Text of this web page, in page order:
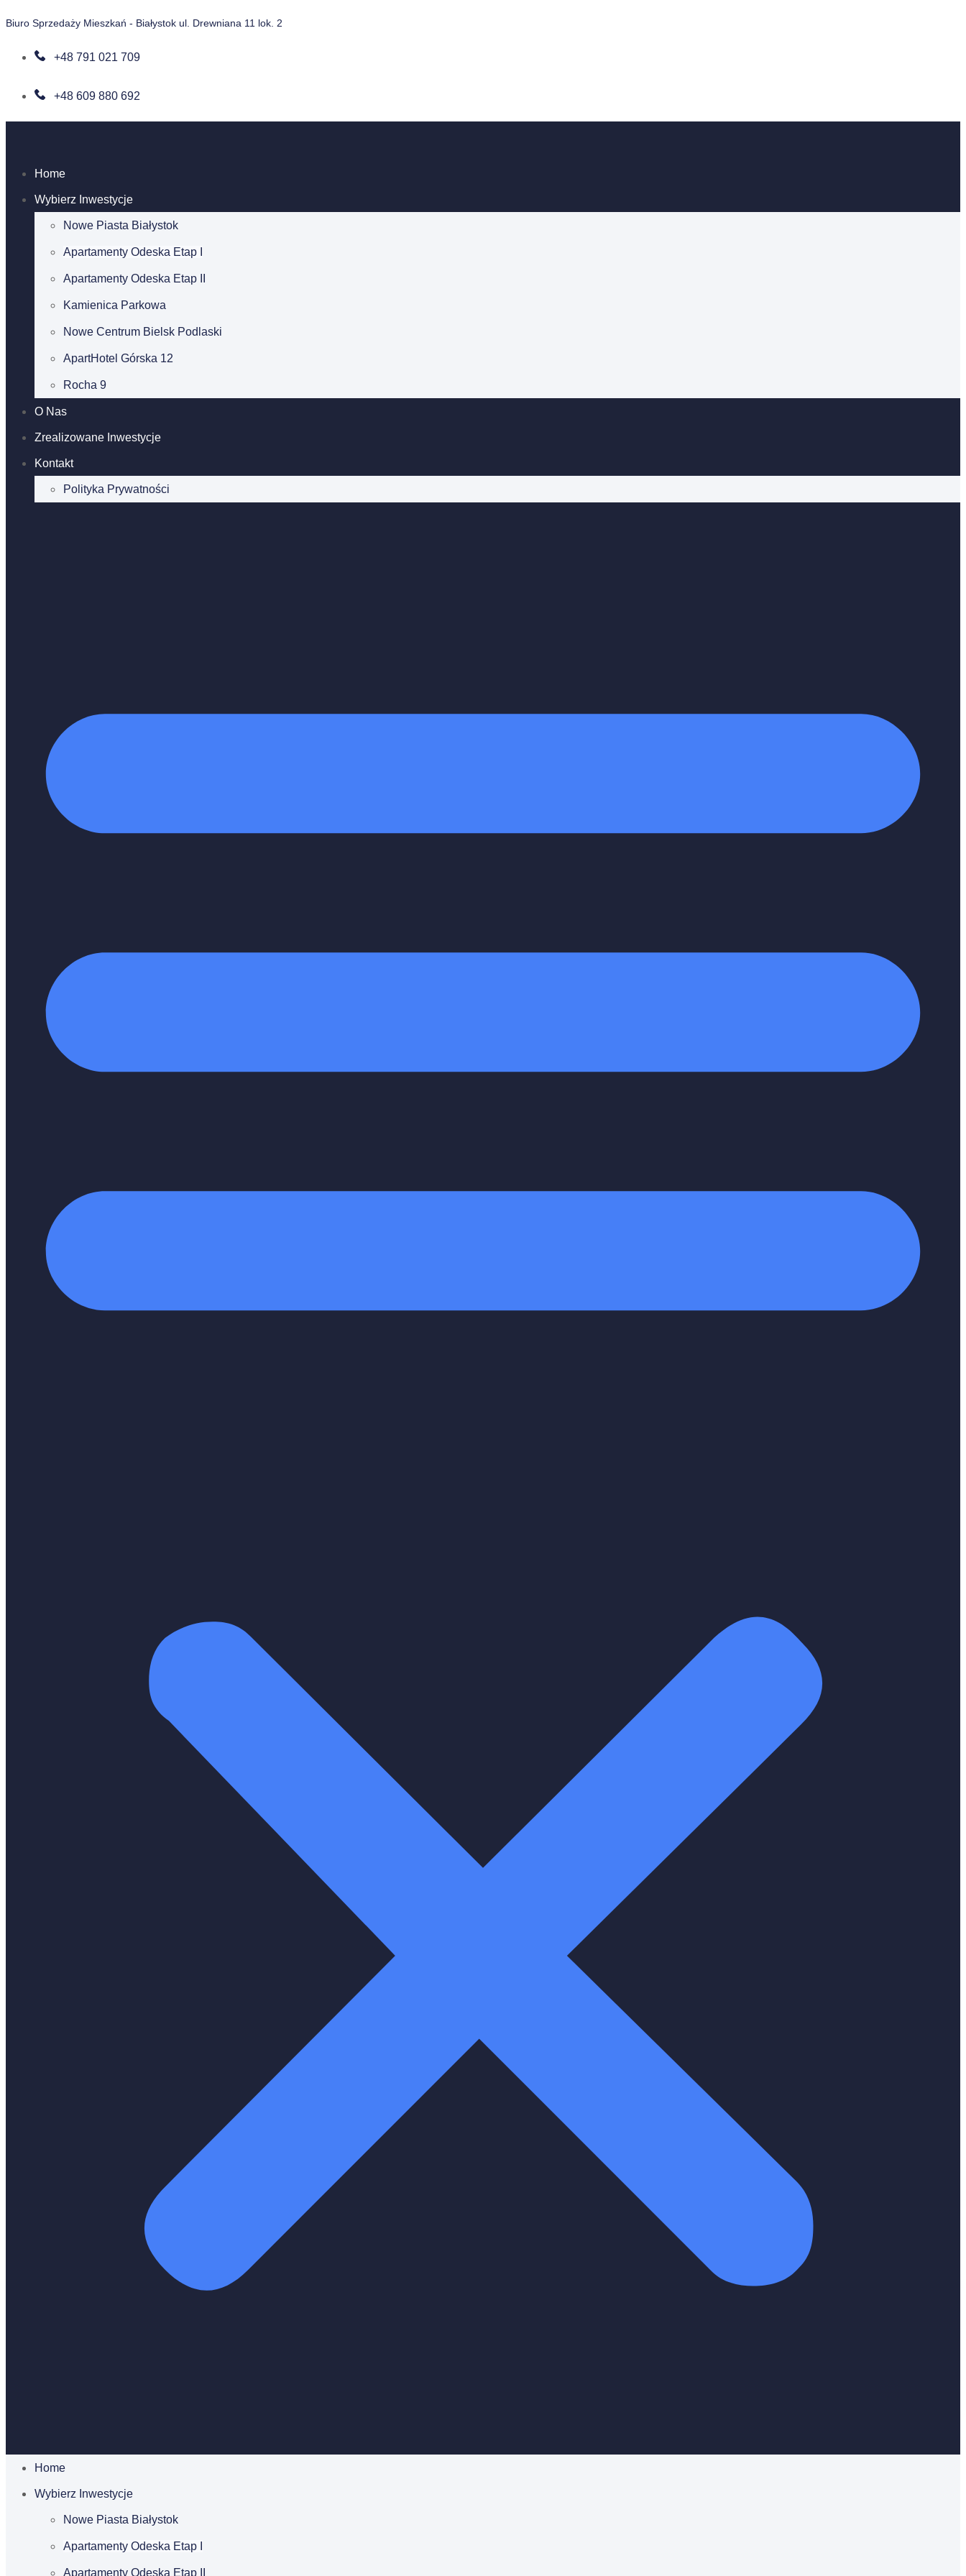
Biuro Sprzedaży Mieszkań - Białystok ul. Drewniana 11 lok. 2
+48 791 021 709
+48 609 880 692
Home
Wybierz Inwestycje
Nowe Piasta Białystok
Apartamenty Odeska Etap I
Apartamenty Odeska Etap II
Kamienica Parkowa
Nowe Centrum Bielsk Podlaski
ApartHotel Górska 12
Rocha 9
O Nas
Zrealizowane Inwestycje
Kontakt
Polityka Prywatności
Home
Wybierz Inwestycje
Nowe Piasta Białystok
Apartamenty Odeska Etap I
Apartamenty Odeska Etap II